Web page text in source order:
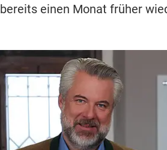
bereits einen Monat früher